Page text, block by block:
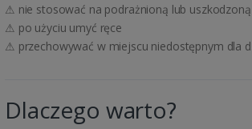
⚠ nie stosować na podrażnioną lub
⚠ po użyciu umyć ręce
⚠ przechowywać w miejscu niedostępnym dla
Dlaczego warto?